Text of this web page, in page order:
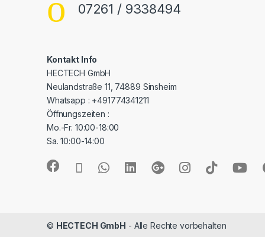
07261 / 9338494
Kontakt Info
HECTECH GmbH
Neulandstraße 11, 74889 Sinsheim
Whatsapp : +491774341211
Öffnungszeiten :
Mo.-Fr. 10:00-18:00
Sa. 10:00-14:00
© HECTECH GmbH - Alle Rechte vorbehalten